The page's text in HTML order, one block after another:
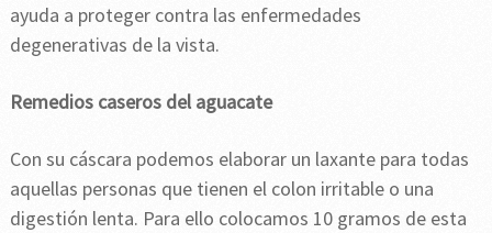
ayuda a proteger contra las enfermedades
degenerativas de la vista.
Remedios caseros del aguacate
Con su cáscara podemos elaborar un laxante para todas
aquellas personas que tienen el colon irritable o una
digestión lenta. Para ello colocamos 10 gramos de esta